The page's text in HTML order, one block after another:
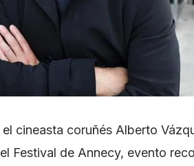
cineasta coruñés Alberto
Festival de Annecy, evento